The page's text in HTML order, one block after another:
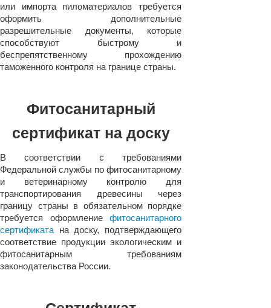
или импорта пиломатериалов требуется
оформить дополнительные
разрешительные документы, которые
способствуют быстрому и
беспрепятственному прохождению
таможенного контроля на границе страны.
Фитосанитарный
сертификат на доску
В соответствии с требованиями
Федеральной службы по фитосанитарному
и ветеринарному контролю для
транспортирования древесины через
границу страны в обязательном порядке
требуется оформление фитосанитарного
сертификата на доску, подтверждающего
соответствие продукции экологическим и
фитосанитарным требованиям
законодательства России.